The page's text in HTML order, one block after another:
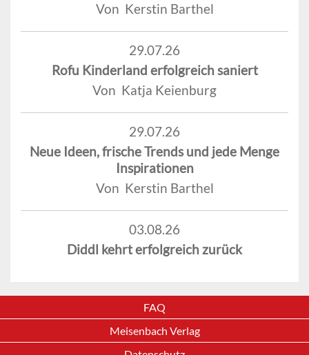
Von Kerstin Barthel
29.07.26
Rofu Kinderland erfolgreich saniert
Von Katja Keienburg
29.07.26
Neue Ideen, frische Trends und jede Menge
Inspirationen
Von Kerstin Barthel
03.08.26
Diddl kehrt erfolgreich zurück
FAQ
Meisenbach Verlag